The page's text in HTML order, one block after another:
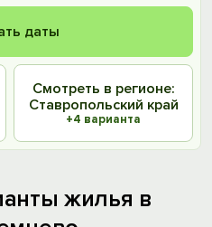
даты
Смотреть в регионе:
Ставропольский край
+4 варианта
жилья в